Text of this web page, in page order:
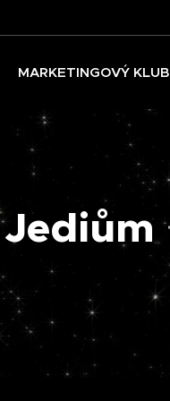
MARKETINGOVÝ KLUB